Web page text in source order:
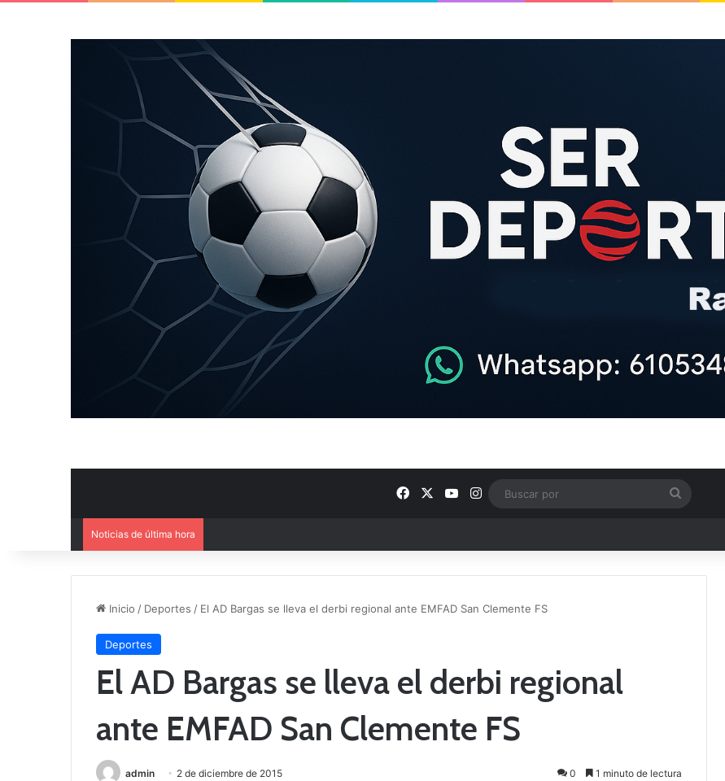
FacebookYouTube
Instagram
Noticias de última hora
Inicio / Deportes / El AD Bargas se lleva el derbi regional ante EMFAD San Clemente FS
Deportes
El AD Bargas se lleva el derbi regional
ante EMFAD San Clemente FS
admin 2 de diciembre de 2015 0 1 minuto de lectura